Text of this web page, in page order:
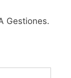
Gestiones.